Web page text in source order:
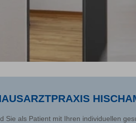
Sie als Patient mit Ihren individuellen